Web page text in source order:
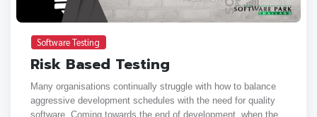
Software Testing
Risk Based Testing
Many organisations continually struggle with how to balance
aggressive development schedules with the need for quality
software. Coming towards the end of development, when the